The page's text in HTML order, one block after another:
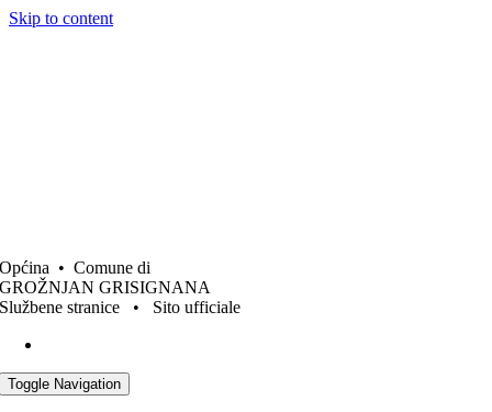
Skip to content
Općina • Comune di
GROŽNJAN GRISIGNANA
Službene stranice • Sito ufficiale
Toggle Navigation